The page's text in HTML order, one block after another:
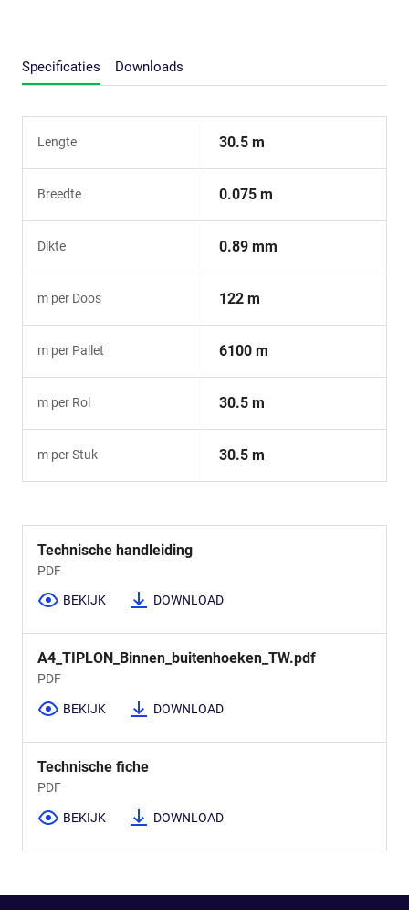
Specificaties Downloads
Lengte 30.5 m
Breedte 0.075 m
Dikte 0.89 mm
m per Doos 122 m
m per Pallet 6100 m
m per Rol 30.5 m
m per Stuk 30.5 m
Technische handleiding
PDF
BEKIJK DOWNLOAD
A4_TIPLON_Binnen_buitenhoeken_TW.pdf
PDF
BEKIJK DOWNLOAD
Technische fiche
PDF
BEKIJK DOWNLOAD